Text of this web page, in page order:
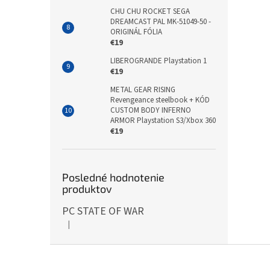
CHU CHU ROCKET SEGA
DREAMCAST PAL MK-51049-50 -
ORIGINÁL FÓLIA
€19
LIBEROGRANDE Playstation 1
€19
METAL GEAR RISING
Revengeance steelbook + KÓD
CUSTOM BODY INFERNO
ARMOR Playstation S3/Xbox 360
€19
Posledné hodnotenie
produktov
PC STATE OF WAR
Hodnotenie produktu je 5 z 5 hviezdičiek.
|